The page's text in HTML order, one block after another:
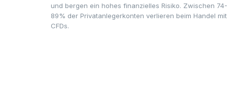
und bergen ein hohes finanzielles Risiko. Zwischen 74-
89% der Privatanlegerkonten verlieren beim Handel mit
CFDs.